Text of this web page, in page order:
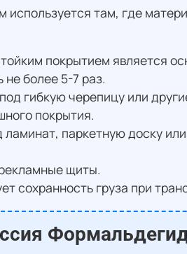
там, где
покрытием является
более 5-7 раз.
гибкую черепицу или
покрытия.
ламинат, паркетную доску
щиты.
сохранность груза при